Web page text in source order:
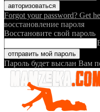
Forgot your password? Get
восстановление пароля
Восстановите свой пароль
Пароль будет выслан Вам